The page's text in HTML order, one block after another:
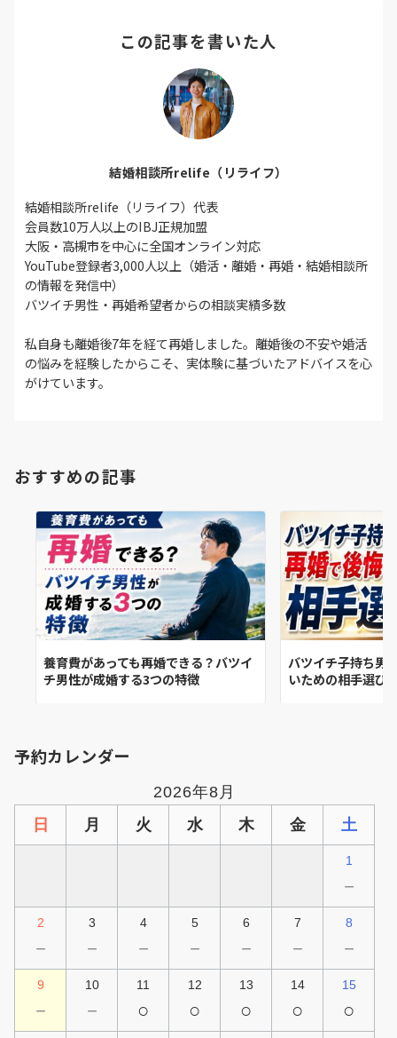
この記事を書いた人
結婚相談所relife（リライフ）
結婚相談所relife（リライフ）代表
会員数10万人以上のIBJ正規加盟
大阪・高槻市を中心に全国オンライン対応
YouTube登録者3,000人以上（婚活・離婚・再婚・結婚相談所
の情報を発信中）
バツイチ男性・再婚希望者からの相談実績多数
私自身も離婚後7年を経て再婚しました。離婚後の不安や婚活
の悩みを経験したからこそ、実体験に基づいたアドバイスを心
がけています。
おすすめの記事
養育費があっても再婚できる？バツイ
チ男性が成婚する3つの特徴
バツイチ子持ち男
いための相手選び
予約カレンダー
2026年8月
日
月 火 水 木 金 土
1
－
2
－
3
－
4
－
5
－
6
－
7
－
8
－
9
－
10
－
11
○
12
○
13
○
14
○
15
○